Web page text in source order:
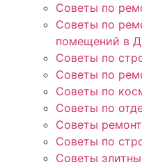
Советы по
Советы по
помещений в
Советы по
Советы по
Советы по
Советы по
Советы
Советы по
Советы